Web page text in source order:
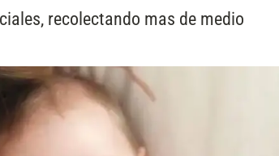
recolectando mas de medio